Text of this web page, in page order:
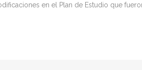
en el Plan de Estudio que